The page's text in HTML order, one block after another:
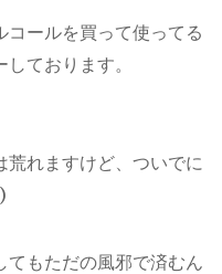
ールを買って使ってる
ております。
荒れますけど、ついでに
てもただの風邪で済むん